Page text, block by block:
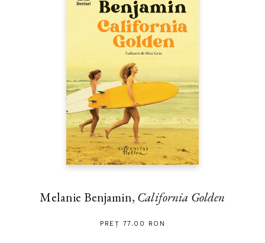
Melanie Benjamin, California Golden
PREȚ 77.00 RON